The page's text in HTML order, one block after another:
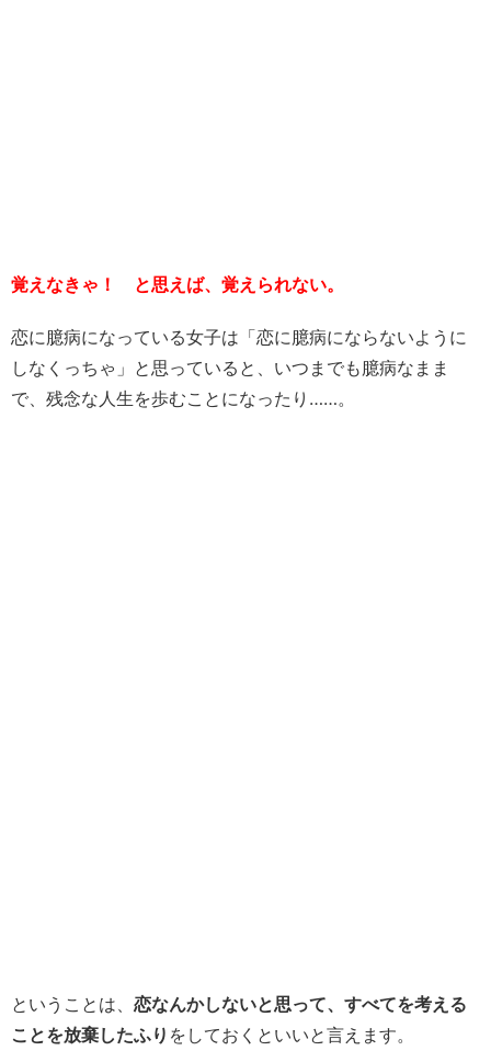
覚えなきゃ！ と思えば、覚えられない。
恋に臆病になっている女子は「恋に臆病にならないように
しなくっちゃ」と思っていると、いつまでも臆病なまま
で、残念な人生を歩むことになったり……。
ということは、 恋なんかしないと思って、すべてを考える
ことを放棄したふり をしておくといいと言えます。